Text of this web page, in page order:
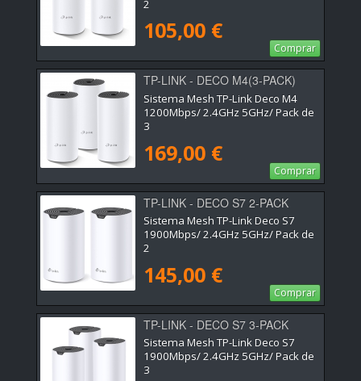
2
105,00 €
Comprar
TP-LINK - DECO M4(3-PACK)
Sistema Mesh TP-Link Deco M4
1200Mbps/ 2.4GHz 5GHz/ Pack de
3
169,00 €
Comprar
TP-LINK - DECO S7 2-PACK
Sistema Mesh TP-Link Deco S7
1900Mbps/ 2.4GHz 5GHz/ Pack de
2
145,00 €
Comprar
TP-LINK - DECO S7 3-PACK
Sistema Mesh TP-Link Deco S7
1900Mbps/ 2.4GHz 5GHz/ Pack de
3